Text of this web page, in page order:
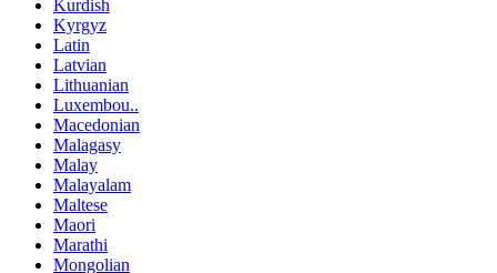
Kurdish
Kyrgyz
Latin
Latvian
Lithuanian
Luxembou..
Macedonian
Malagasy
Malay
Malayalam
Maltese
Maori
Marathi
Mongolian